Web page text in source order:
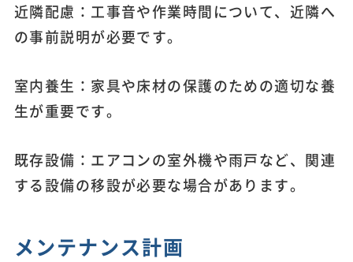
近隣配慮：工事音や作業時間について、近隣へ
の事前説明が必要です。
室内養生：家具や床材の保護のための適切な養
生が重要です。
既存設備：エアコンの室外機や雨戸など、関連
する設備の移設が必要な場合があります。
メンテナンス計画